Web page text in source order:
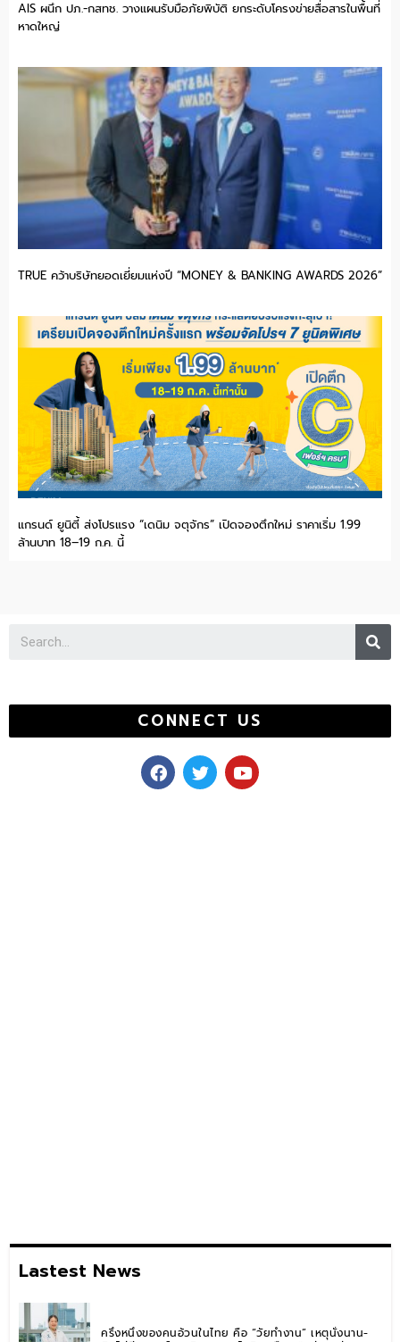
AIS ผนึก ปภ.-กสทช. วางแผนรับมือภัยพิบัติ ยกระดับโครงข่ายสื่อสารในพื้นที่
หาดใหญ่
TRUE คว้าบริษัทยอดเยี่ยมแห่งปี “MONEY & BANKING AWARDS 2026”
แกรนด์ ยูนิตี้ ส่งโปรแรง “เดนิม จตุจักร” เปิดจองตึกใหม่ ราคาเริ่ม 1.99
ล้านบาท 18–19 ก.ค. นี้
CONNECT US
F
a
c
T
w
i
Y
o
u
Lastest News
ครึ่งหนึ่งของคนอ้วนในไทย คือ “วัยทำงาน” เหตุนั่งนาน-